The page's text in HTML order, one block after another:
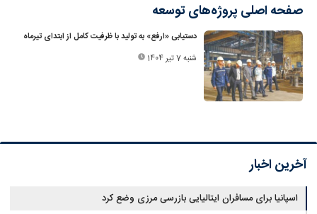
صفحه اصلی پروژه‌های توسعه
دستیابی «ارفع» به تولید با ظرفیت کامل از ابتدای تیرماه
شنبه 7 تیر 1404
آخرین اخبار
اسپانیا برای مسافران ایتالیایی بازرسی مرزی وضع کرد